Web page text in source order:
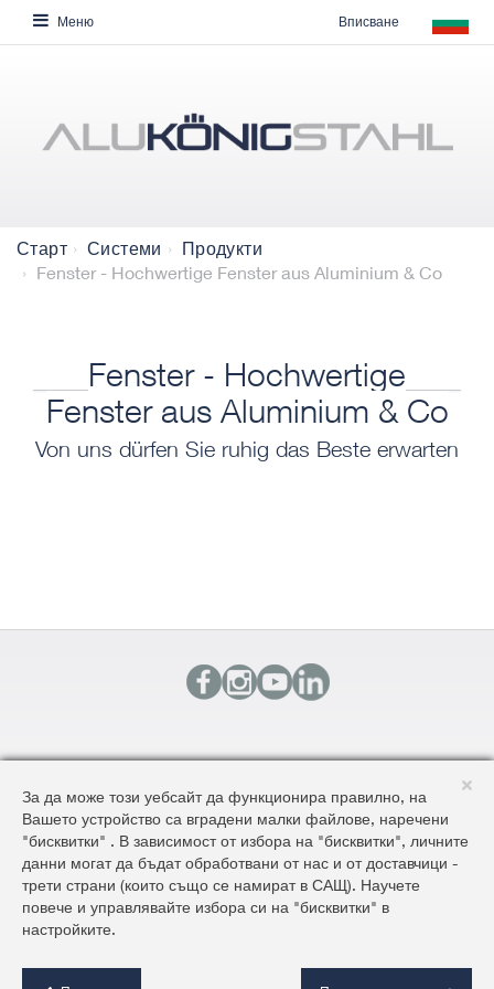
Меню Вписване
Старт Системи Продукти
Fenster - Hochwertige Fenster aus Aluminium & Co
Fenster - Hochwertige
Fenster aus Aluminium & Co
Von uns dürfen Sie ruhig das Beste erwarten
КАРТА НА САЙТА
ОБЩИ УСЛОВИЯ ЗА ДОСТАВКА И ПРОДАЖБА
ОБЩИ УСЛОВИЯ НА САЙТА И ЗАЩИТА НА ЛИЧНИТЕ ДАННИ
©2026 AluKönigStahl
o
За да може този уебсайт да функционира правилно, на
Вашето устройство са вградени малки файлове, наречени
"бисквитки" . В зависимост от избора на "бисквитки", личните
данни могат да бъдат обработвани от нас и от доставчици -
трети страни (които също се намират в САЩ). Научете
повече и управлявайте избора си на "бисквитки" в
настройките.